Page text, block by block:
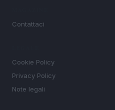
Contattaci
Cookie Policy
Privacy Policy
Note legali